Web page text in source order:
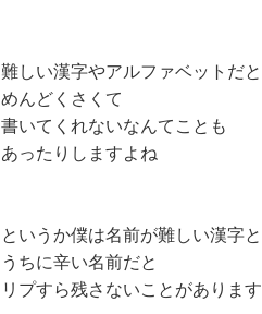
難しい漢字やアルファベットだと
めんどくさくて
書いてくれないなんてことも
あったりしますよね
というか僕は名前が難しい漢字
うちに辛い名前だと
リプすら残さないことがあります